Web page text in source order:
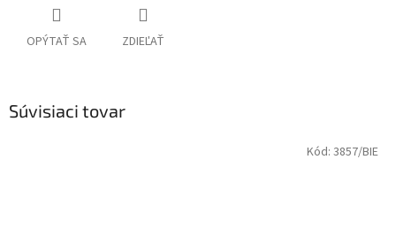
OPÝTAŤ SA ZDIEĽAŤ
Súvisiaci tovar
Kód: 3857/BIE